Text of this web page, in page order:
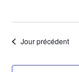
Jour précédent